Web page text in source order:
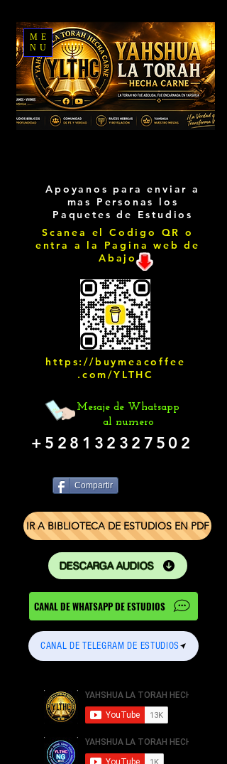
Apoyanos para enviar a
mas Personas los
Paquetes de Estudios
Scanea el Codigo QR o
entra a la Pagina web de
Abajo
https://buymeacoffee
.com/YLTHC
Mesaje de Whatsapp
al numero
+528132327502
Compartir
IR A BIBLIOTECA DE ESTUDIOS EN PDF
DESCARGA AUDIOS
CANAL DE WHATSAPP DE ESTUDIOS
CANAL DE TELEGRAM DE ESTUDIOS
ME
NU